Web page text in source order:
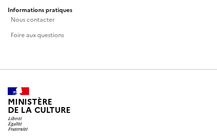
Informations pratiques
Nous contacter
Foire aux questions
MINISTÈRE
DE LA CULTURE